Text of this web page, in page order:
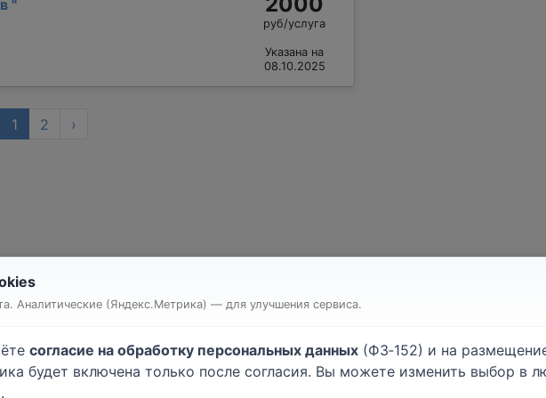
"
руб/услуга
Указана на
08.10.2025
1 2 ›
квартиры или комнаты
Строительство дома
работы
Монтаж гипсокартона
обоев
Напольные покрытия
©
Аналитические (Яндекс.Метрика) — для улучшения сервиса.
согласие на обработку персональных данных (ФЗ‑152) и на
будет включена только после согласия. Вы можете изменить выбор в